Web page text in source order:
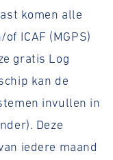
komen alle
ICAF (MGPS)
gratis Log
kan de
invullen in
Deze
iedere maand